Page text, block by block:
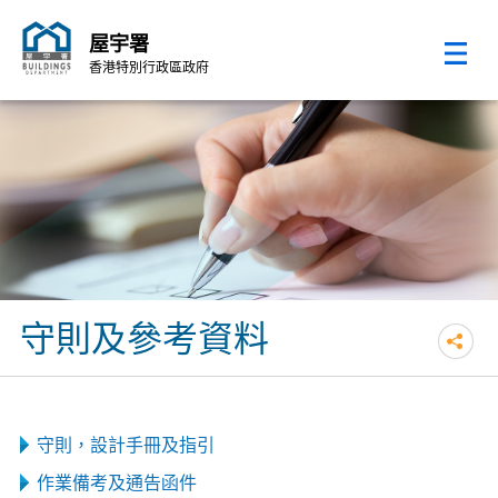
跳至內容的開始
屋宇署
香港特別行政區政府
守則及參考資料
守則，設計手冊及指引
作業備考及通告函件